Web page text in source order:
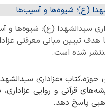
سیدالشهدا (ع)؛ شیوه‌ها و
هدف تبیین مبانی معرفتی
شده است.
حوزه،کتاب «عزاداری
قرآنی و روایی
پاسخ دهد.